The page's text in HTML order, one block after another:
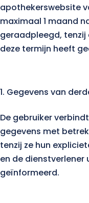
apothekerswebsite
maximaal 1 maand
geraadpleegd,
deze termijn heeft
Gegevens van
De gebruiker
gegevens met
tenzij ze hun
en de dienstverlener
geïnformeerd.